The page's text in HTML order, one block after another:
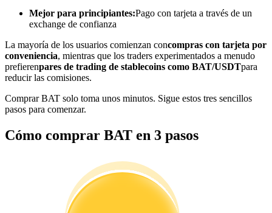
Información
Análisis de big data que incluye información comercial, etc.
Mejor para principiantes:Pago con tarjeta a través de un
exchange de confianza
La mayoría de los usuarios comienzan concompras con tarjeta por
conveniencia, mientras que los traders experimentados a menudo
prefierenpares de trading de stablecoins como BAT/USDTpara
reducir las comisiones.
Comprar BAT solo toma unos minutos. Sigue estos tres sencillos
pasos para comenzar.
Cómo comprar BAT en 3 pasos